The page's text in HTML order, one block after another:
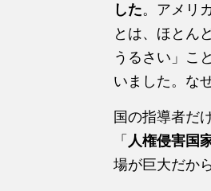
した。アメリ
とは、ほとん
うるさい」こ
いました。な
国の指導者だ
「 人権侵害国
場が巨大だか